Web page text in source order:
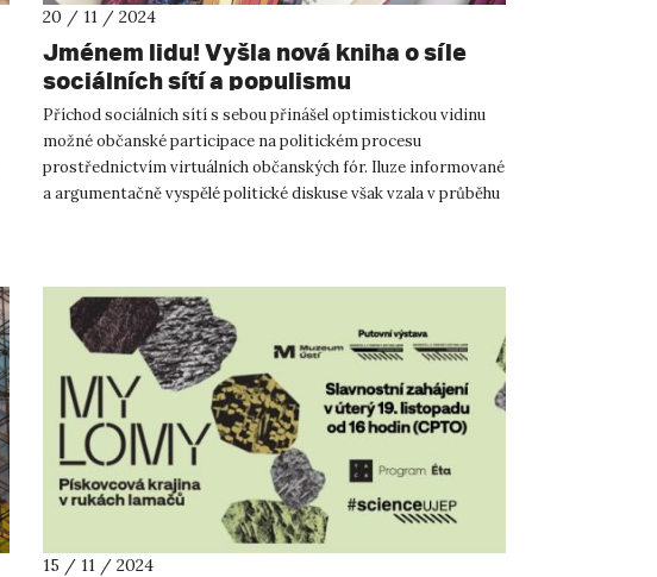
20 / 11 / 2024
Jménem lidu! Vyšla nová kniha o síle
sociálních sítí a populismu
Příchod sociálních sítí s sebou přinášel optimistickou vidinu
možné občanské participace na politickém procesu
prostřednictvím virtuálních občanských fór. Iluze informované
a argumentačně vyspělé politické diskuse však vzala v průběhu
15 / 11 / 2024